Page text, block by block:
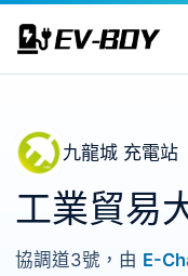
九龍城 充電站
工業貿易
協調道3號，由 E-